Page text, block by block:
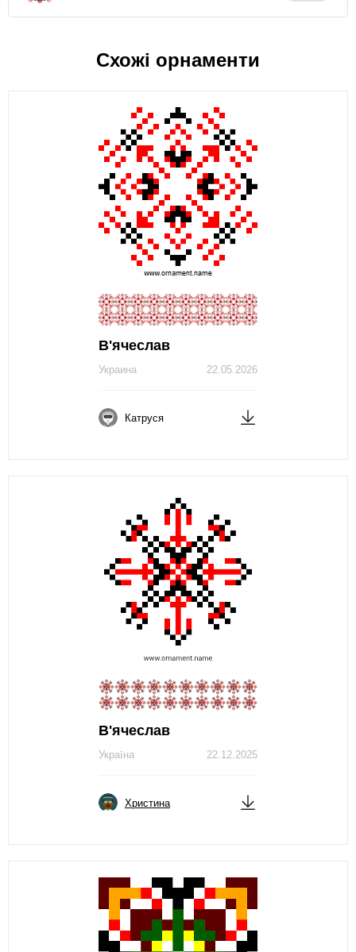
Схожі орнаменти
В'ячеслав
22.05.2026
Украина
Катруся
В'ячеслав
22.12.2025
Україна
Христина